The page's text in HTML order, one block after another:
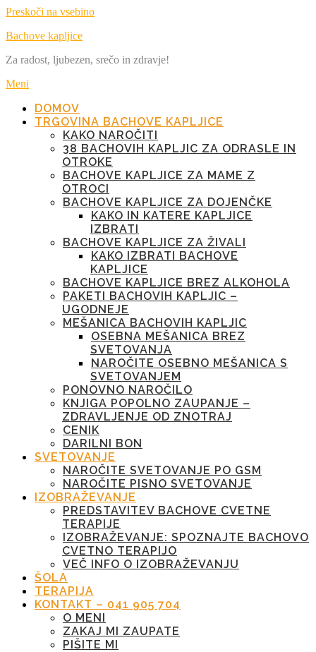
Preskoči na vsebino
Bachove kapljice
Za radost, ljubezen, srečo in zdravje!
Meni
DOMOV
TRGOVINA BACHOVE KAPLJICE
KAKO NAROČITI
38 BACHOVIH KAPLJIC ZA ODRASLE IN
OTROKE
BACHOVE KAPLJICE ZA MAME Z
OTROCI
BACHOVE KAPLJICE ZA DOJENČKE
KAKO IN KATERE KAPLJICE
IZBRATI
BACHOVE KAPLJICE ZA ŽIVALI
KAKO IZBRATI BACHOVE
KAPLJICE
BACHOVE KAPLJICE BREZ ALKOHOLA
PAKETI BACHOVIH KAPLJIC –
UGODNEJE
MEŠANICA BACHOVIH KAPLJIC
OSEBNA MEŠANICA BREZ
SVETOVANJA
NAROČITE OSEBNO MEŠANICA S
SVETOVANJEM
PONOVNO NAROČILO
KNJIGA POPOLNO ZAUPANJE –
ZDRAVLJENJE OD ZNOTRAJ
CENIK
DARILNI BON
SVETOVANJE
NAROČITE SVETOVANJE PO GSM
NAROČITE PISNO SVETOVANJE
IZOBRAŽEVANJE
PREDSTAVITEV BACHOVE CVETNE
TERAPIJE
IZOBRAŽEVANJE: SPOZNAJTE BACHOVO
CVETNO TERAPIJO
VEČ INFO O IZOBRAŽEVANJU
ŠOLA
TERAPIJA
KONTAKT – 041 905 704
O MENI
ZAKAJ MI ZAUPATE
PIŠITE MI